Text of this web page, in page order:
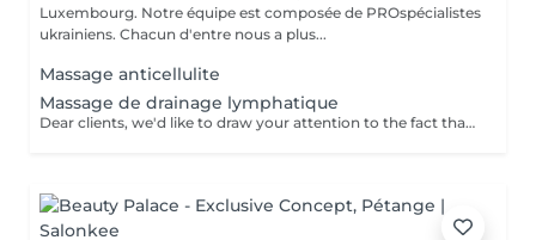
Luxembourg. Notre équipe est composée de PROspécialistes
ukrainiens. Chacun d'entre nous a plus...
Massage anticellulite
Massage de drainage lymphatique
Dear clients, we'd like to draw your attention to the fact that the actual massage time is indicated in parentheses next to the name of the massage. The duration list on the website includes time for room and client preparation. We strive to provide you with the highest quality and comfort. Thankyou for your understanding.